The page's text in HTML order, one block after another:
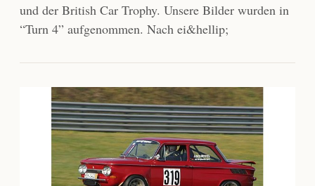
und der British Car Trophy. Unsere Bilder wurden in
“Turn 4” aufgenommen. Nach ei&hellip;